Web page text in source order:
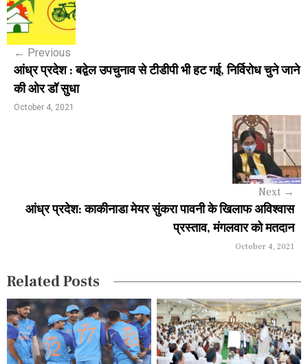
o
s
n
a
o
n
← Previous
आंध्र प्रदेश : बद्वेल उपचुनाव से टीडीपी भी हट गई, निर्विरोध चुने जाने
की ओर डॉ सुधा
October 4, 2021
Next →
आंध्र प्रदेश: काकीनाडा मेयर सुंकरा पावनी के खिलाफ अविश्वास
प्रस्ताव, मंगलवार को मतदान
October 4, 2021
Related Posts